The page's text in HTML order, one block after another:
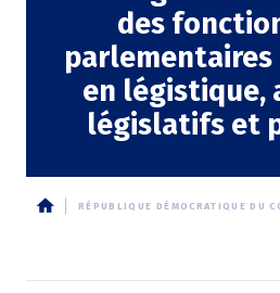
des
parlementaires
en légistique,
législatifs et
d'Ariane
RÉPUBLIQUE DÉMOCRATIQUE DU